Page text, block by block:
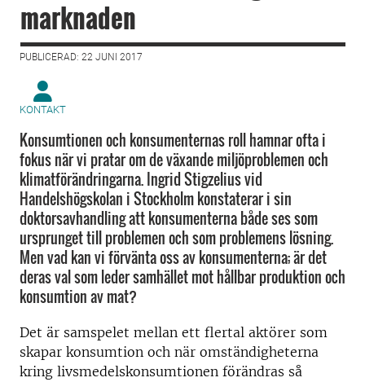
marknaden
PUBLICERAD: 22 JUNI 2017
KONTAKT
Konsumtionen och konsumenternas roll hamnar ofta i
fokus när vi pratar om de växande miljöproblemen och
klimatförändringarna. Ingrid Stigzelius vid
Handelshögskolan i Stockholm konstaterar i sin
doktorsavhandling att konsumenterna både ses som
ursprunget till problemen och som problemens lösning.
Men vad kan vi förvänta oss av konsumenterna; är det
deras val som leder samhället mot hållbar produktion och
konsumtion av mat?
Det är samspelet mellan ett flertal aktörer som
skapar konsumtion och när omständigheterna
kring livsmedelskonsumtionen förändras så